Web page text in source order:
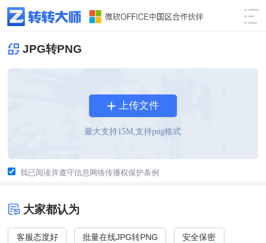
JPG转PNG
上传文件
最大支持15M,支持png格式
我已阅读并遵守信息网络传播权保护条例
大家都认为
客服态度好 批量在线JPG转PNG 安全保密